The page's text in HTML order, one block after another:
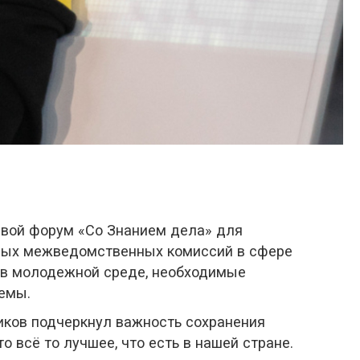
форум «Со Знанием дела» для
межведомственных комиссий в сфере
в молодежной среде, необходимые
подчеркнул важность сохранения
всё то лучшее, что есть в нашей стране.